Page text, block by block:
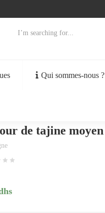
Qui sommes-nous ?
de tajine moyen